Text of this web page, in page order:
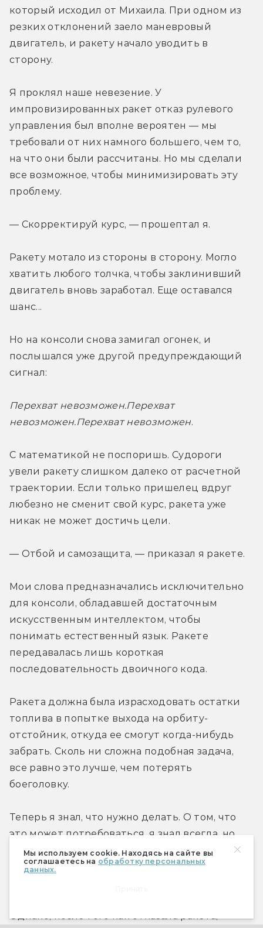
Мы используем cookie. Находясь на сайте вы
соглашаетесь на обработку персональных
данных.
который исходил от Михаила. При одном из
резких отклонений заело маневровый
двигатель, и ракету начало уводить в
сторону.
Я проклял наше невезение. У
импровизированных ракет отказ рулевого
управления был вполне вероятен — мы
требовали от них намного большего, чем то,
на что они были рассчитаны. Но мы сделали
все возможное, чтобы минимизировать эту
проблему.
— Скорректируй курс, — прошептал я.
Ракету мотало из стороны в сторону. Могло
хватить любого толчка, чтобы заклинивший
двигатель вновь заработал. Еще оставался
шанс...
Но на консоли снова замигал огонек, и
послышался уже другой предупреждающий
сигнал:
Перехват невозможен.Перехват
невозможен.Перехват невозможен.
С математикой не поспоришь. Судороги
увели ракету слишком далеко от расчетной
траектории. Если только пришелец вдруг
любезно не сменит свой курс, ракета уже
никак не может достичь цели.
— Отбой и самозащита, — приказал я ракете.
Мои слова предназначались исключительно
для консоли, обладавшей достаточным
искусственным интеллектом, чтобы
понимать естественный язык. Ракете
передавалась лишь короткая
последовательность двоичного кода.
Ракета должна была израсходовать остатки
топлива в попытке выхода на орбиту-
отстойник, откуда ее смогут когда-нибудь
забрать. Сколь ни сложна подобная задача,
все равно это лучше, чем потерять
боеголовку.
Теперь я знал, что нужно делать. О том, что
это может потребоваться, я знал всегда, но
загонял знание в самые дальние уголки
разума, пока оставалась надежда, что нашей